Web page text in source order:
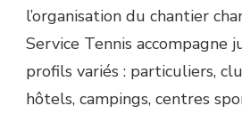
l’organisation du chantier
Service Tennis accompagne
profils variés : particuliers,
hôtels, campings, centres